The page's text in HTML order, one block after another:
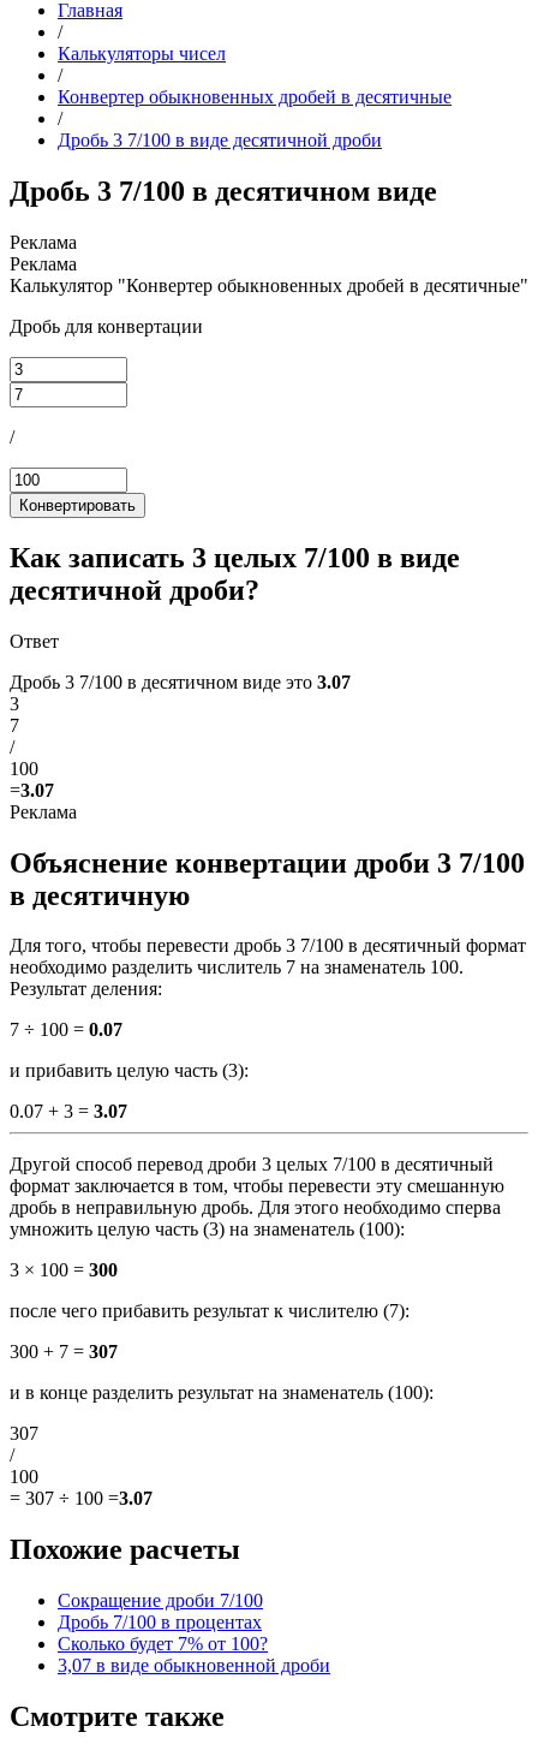
Главная
/
Калькуляторы чисел
/
Конвертер обыкновенных дробей в десятичные
/
Дробь 3 7/100 в виде десятичной дроби
Дробь 3 7/100 в десятичном виде
Калькулятор "Конвертер обыкновенных дробей в десятичные"
Дробь для конвертации
/
Конвертировать
Как записать 3 целых 7/100 в виде
десятичной дроби?
Ответ
Дробь 3 7/100 в десятичном виде это 3.07
3
7
/
100
=3.07
Объяснение конвертации дроби 3 7/100
в десятичную
Для того, чтобы перевести дробь 3 7/100 в десятичный формат
необходимо разделить числитель 7 на знаменатель 100.
Результат деления:
7 ÷ 100 = 0.07
и прибавить целую часть (3):
0.07 + 3 = 3.07
Другой способ перевод дроби 3 целых 7/100 в десятичный
формат заключается в том, чтобы перевести эту смешанную
дробь в неправильную дробь. Для этого необходимо сперва
умножить целую часть (3) на знаменатель (100):
3 × 100 = 300
после чего прибавить результат к числителю (7):
300 + 7 = 307
и в конце разделить результат на знаменатель (100):
307
/
100
= 307 ÷ 100 =3.07
Похожие расчеты
Сокращение дроби 7/100
Дробь 7/100 в процентах
Сколько будет 7% от 100?
3,07 в виде обыкновенной дроби
Смотрите также